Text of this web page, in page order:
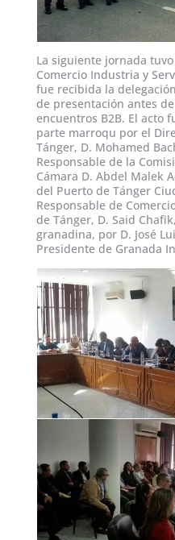
La siguiente jornada
Comercio Industria y
fue recibida la
de presentación antes
encuentros B2B. El acto
parte marroqu­ por el
Tánger, D. Mohamed
Responsable de la
Cámara D. Abdel Malek
del Puerto de Tánger
Responsable de
de Tánger, D. Said
granadina, por D. José
Presidente de Granada